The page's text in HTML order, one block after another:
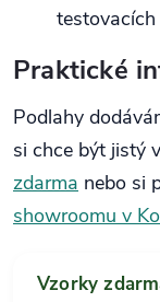
Praktické
Podlahy
si chce být jistý
zdarma nebo si
showroomu v
Vzorky